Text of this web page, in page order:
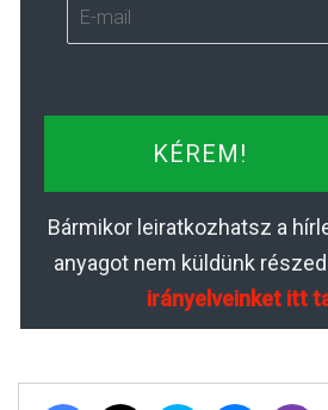
KÉREM!
Bármikor leiratkozhatsz a
anyagot nem küldünk
irányelveinket itt